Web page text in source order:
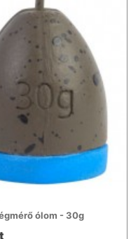
ólom - 30g